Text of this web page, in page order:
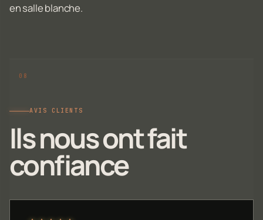
en salle blanche.
AVIS CLIENTS
Ils nous ont fait
confiance